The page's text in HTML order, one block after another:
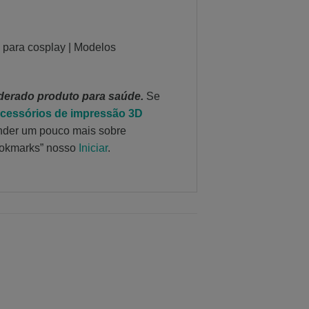
cosplay | Modelos
produto para saúde. Se
de impressão 3D
um pouco mais sobre
nosso Iniciar.